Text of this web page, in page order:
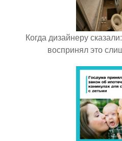
Когда дизайнеру
воспринял это